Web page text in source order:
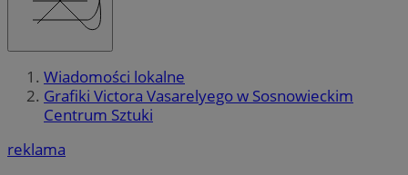
Wiadomości lokalne
Grafiki Victora Vasarelyego w Sosnowieckim
Centrum Sztuki
reklama